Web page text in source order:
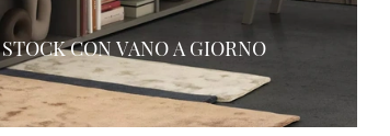
STOCK CON VANO A GIORNO